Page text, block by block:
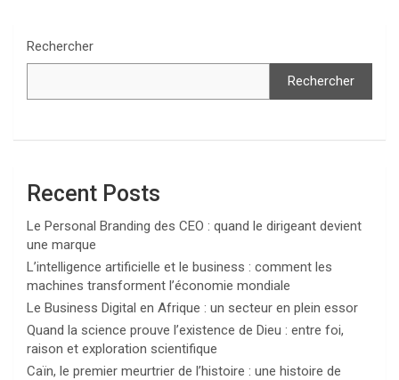
Rechercher
Rechercher
Recent Posts
Le Personal Branding des CEO : quand le dirigeant devient
une marque
L’intelligence artificielle et le business : comment les
machines transforment l’économie mondiale
Le Business Digital en Afrique : un secteur en plein essor
Quand la science prouve l’existence de Dieu : entre foi,
raison et exploration scientifique
Caïn, le premier meurtrier de l’histoire : une histoire de